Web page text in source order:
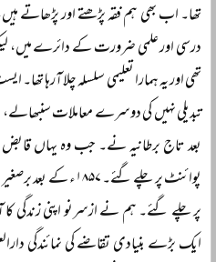
تھا۔ اب بھی ہم فقہ پڑھتے اور پڑھاتے
درسی اور علمی ضرورت کے دائرے میں،
تھی اور یہ ہمارا تعلیمی سلسلہ چلا آرہا
بعد تاج برطانیہ نے۔ جب وہ یہاں
پوائنٹ پر چلے گئے۔
پر چلے گئے۔ ہم نے ازسرنو اپنی زندگی
ایک بڑے بنیادی تقاضے کی نمائندگی